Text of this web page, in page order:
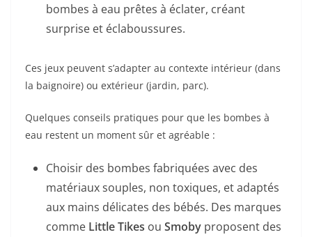
bombes à eau prêtes à éclater, créant
surprise et éclaboussures.
Ces jeux peuvent s’adapter au contexte intérieur (dans
la baignoire) ou extérieur (jardin, parc).
Quelques conseils pratiques pour que les bombes à
eau restent un moment sûr et agréable :
Choisir des bombes fabriquées avec des
matériaux souples, non toxiques, et adaptés
aux mains délicates des bébés. Des marques
comme Little Tikes ou Smoby proposent des